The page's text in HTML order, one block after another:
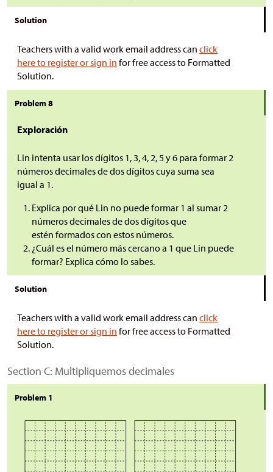
Solution
Teachers with a valid work email address can click
here to register or sign in for free access to Formatted
Solution.
Problem 8
Exploración
Lin intenta usar los dígitos 1, 3, 4, 2, 5 y 6 para formar 2
números decimales de dos dígitos cuya suma sea
igual a 1.
Explica por qué Lin no puede formar 1 al sumar 2
números decimales de dos dígitos que
estén formados con estos números.
¿Cuál es el número más cercano a 1 que Lin puede
formar? Explica cómo lo sabes.
Solution
Teachers with a valid work email address can click
here to register or sign in for free access to Formatted
Solution.
Section C: Multipliquemos decimales
Problem 1